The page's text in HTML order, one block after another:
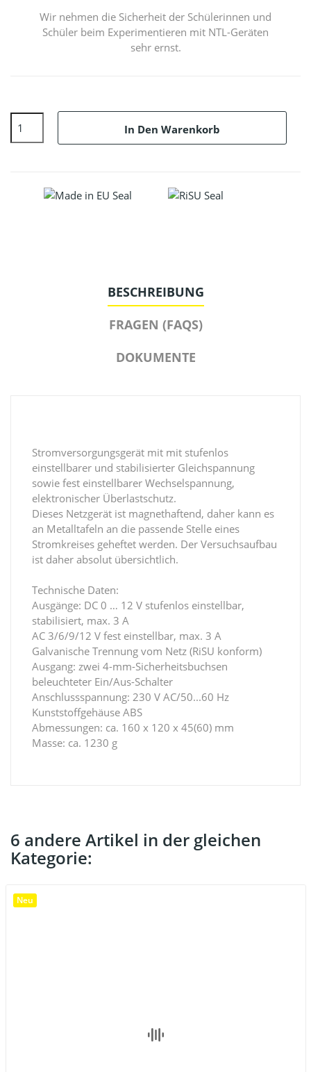
Wir nehmen die Sicherheit der Schülerinnen und
Schüler beim Experimentieren mit NTL-Geräten
sehr ernst.
In Den Warenkorb
BESCHREIBUNG
FRAGEN (FAQS)
DOKUMENTE
Stromversorgungsgerät mit mit stufenlos
einstellbarer und stabilisierter Gleichspannung
sowie fest einstellbarer Wechselspannung,
elektronischer Überlastschutz.
Dieses Netzgerät ist magnethaftend, daher kann es
an Metalltafeln an die passende Stelle eines
Stromkreises geheftet werden. Der Versuchsaufbau
ist daher absolut übersichtlich.
Technische Daten:
Ausgänge: DC 0 … 12 V stufenlos einstellbar,
stabilisiert, max. 3 A
AC 3/6/9/12 V fest einstellbar, max. 3 A
Galvanische Trennung vom Netz (RiSU konform)
Ausgang: zwei 4-mm-Sicherheitsbuchsen
beleuchteter Ein/Aus-Schalter
Anschlussspannung: 230 V AC/50...60 Hz
Kunststoffgehäuse ABS
Abmessungen: ca. 160 x 120 x 45(60) mm
Masse: ca. 1230 g
6 andere Artikel in der gleichen
Kategorie:
Neu